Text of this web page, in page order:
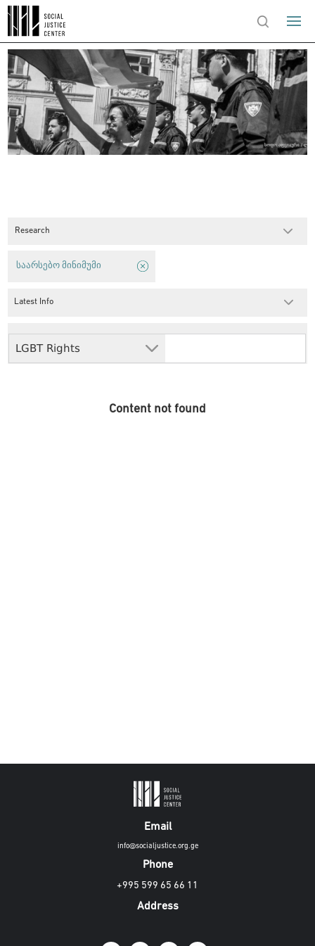
Research
LGBT Rights
საარსებო მინიმუმი
Latest Info
Content not found
Email
info@socialjustice.org.ge
Phone
+995 599 65 66 11
Address